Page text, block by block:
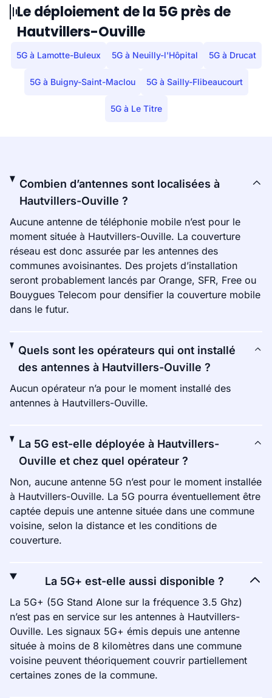
Le déploiement de la 5G près de
Hautvillers-Ouville
5G à Lamotte-Buleux 5G à Neuilly-l'Hôpital 5G à Drucat
5G à Buigny-Saint-Maclou 5G à Sailly-Flibeaucourt
5G à Le Titre
Combien d’antennes sont localisées à
Hautvillers-Ouville ?
Aucune antenne de téléphonie mobile n’est pour le
moment située à Hautvillers-Ouville. La couverture
réseau est donc assurée par les antennes des
communes avoisinantes. Des projets d’installation
seront probablement lancés par Orange, SFR, Free ou
Bouygues Telecom pour densifier la couverture mobile
dans le futur.
Quels sont les opérateurs qui ont installé
des antennes à Hautvillers-Ouville ?
Aucun opérateur n’a pour le moment installé des
antennes à Hautvillers-Ouville.
La 5G est-elle déployée à Hautvillers-
Ouville et chez quel opérateur ?
Non, aucune antenne 5G n’est pour le moment installée
à Hautvillers-Ouville. La 5G pourra éventuellement être
captée depuis une antenne située dans une commune
voisine, selon la distance et les conditions de
couverture.
La 5G+ est-elle aussi disponible ?
La 5G+ (5G Stand Alone sur la fréquence 3.5 Ghz)
n’est pas en service sur les antennes à Hautvillers-
Ouville. Les signaux 5G+ émis depuis une antenne
située à moins de 8 kilomètres dans une commune
voisine peuvent théoriquement couvrir partiellement
certaines zones de la commune.